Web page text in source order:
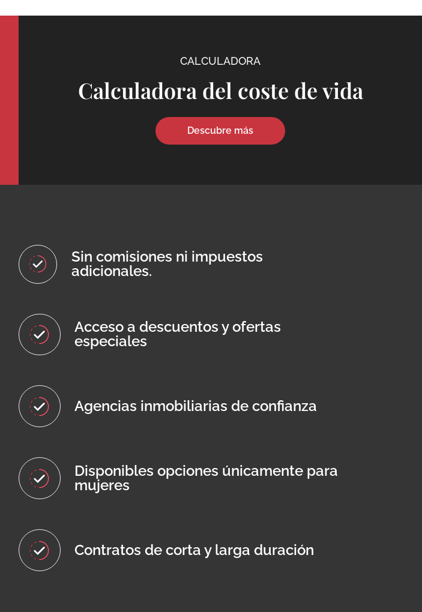
CALCULADORA
Calculadora del coste de vida
Descubre más
Sin comisiones ni impuestos
adicionales.
Acceso a descuentos y ofertas
especiales
Agencias inmobiliarias de confianza
Disponibles opciones únicamente para
mujeres
Contratos de corta y larga duración